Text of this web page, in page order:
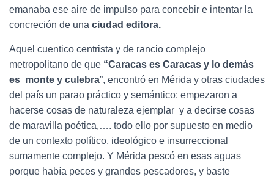
emanaba ese aire de impulso para concebir e intentar la
concreción de una ciudad editora.
Aquel cuentico centrista y de rancio complejo
metropolitano de que “Caracas es Caracas y lo demás
es monte y culebra”, encontró en Mérida y otras ciudades
del país un parao práctico y semántico: empezaron a
hacerse cosas de naturaleza ejemplar y a decirse cosas
de maravilla poética,…. todo ello por supuesto en medio
de un contexto político, ideológico e insurreccional
sumamente complejo. Y Mérida pescó en esas aguas
porque había peces y grandes pescadores, y baste